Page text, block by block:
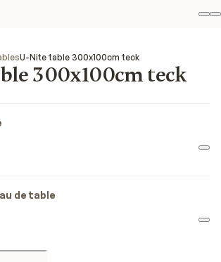
U-Nite table 300x100cm teck
300x100cm teck
de table